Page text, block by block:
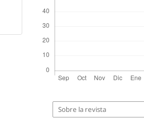
Sobre la revista